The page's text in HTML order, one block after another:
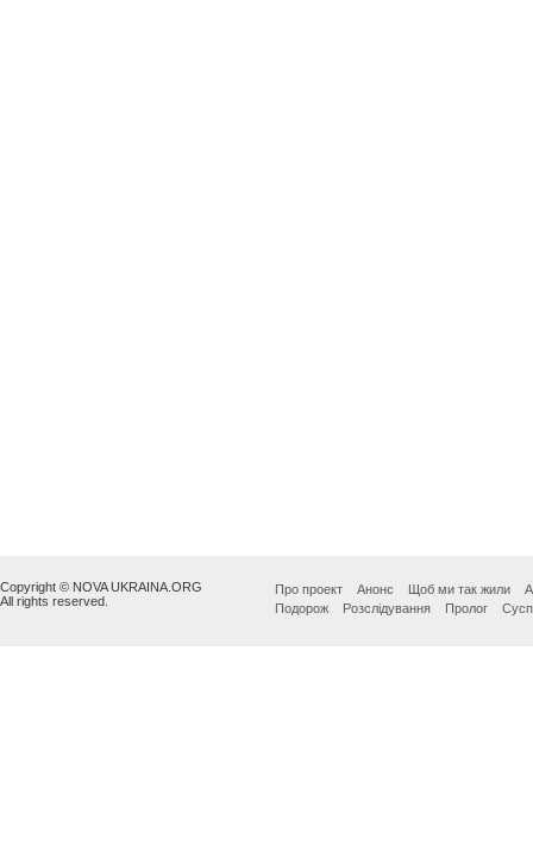
Copyright © NOVA UKRAINA.ORG
All rights reserved.
Про проект Анонс Щоб ми так жили
Подорож
Розслідування Пролог